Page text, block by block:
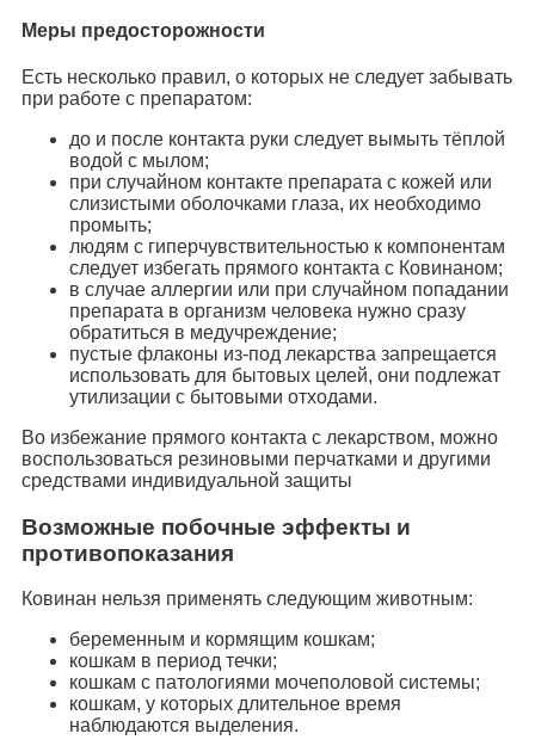
Меры предосторожности
Есть несколько правил, о которых не следует забывать
при работе с препаратом:
до и после контакта руки следует вымыть тёплой
водой с мылом;
при случайном контакте препарата с кожей или
слизистыми оболочками глаза, их необходимо
промыть;
людям с гиперчувствительностью к компонентам
следует избегать прямого контакта с Ковинаном;
в случае аллергии или при случайном попадании
препарата в организм человека нужно сразу
обратиться в медучреждение;
пустые флаконы из-под лекарства запрещается
использовать для бытовых целей, они подлежат
утилизации с бытовыми отходами.
Во избежание прямого контакта с лекарством, можно
воспользоваться резиновыми перчатками и другими
средствами индивидуальной защиты
Возможные побочные эффекты и
противопоказания
Ковинан нельзя применять следующим животным:
беременным и кормящим кошкам;
кошкам в период течки;
кошкам с патологиями мочеполовой системы;
кошкам, у которых длительное время
наблюдаются выделения.